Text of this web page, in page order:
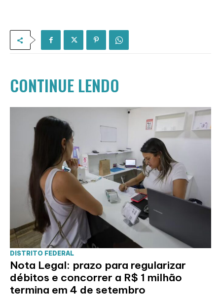
CONTINUE LENDO
DISTRITO FEDERAL
Nota Legal: prazo para regularizar
débitos e concorrer a R$ 1 milhão
termina em 4 de setembro